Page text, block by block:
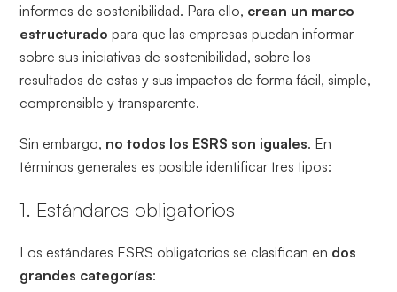
informes de sostenibilidad. Para ello, crean un marco
estructuradopara que las empresas puedan informar
sobre sus iniciativas de sostenibilidad, sobre los
resultados de estas y sus impactos de forma fácil, simple,
comprensible y transparente.
Sin embargo, no todos los ESRS son iguales. En
términos generales es posible identificar tres tipos:
1. Estándares obligatorios
Los estándares ESRS obligatorios se clasifican en dos
grandes categorías: